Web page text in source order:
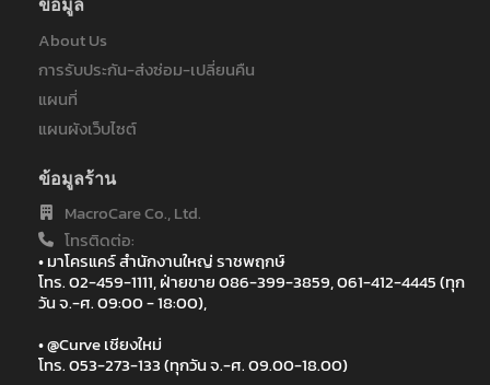
ข้อมูล
About Us
การรับประกัน-ส่งซ่อม-เปลี่ยนคืน
แผนที่
แผนผังเว็บไซต์
ข้อมูลร้าน
MacroCare Co., Ltd.
โทรติดต่อ:
• มาโครแคร์ สำนักงานใหญ่ ราชพฤกษ์
โทร. 02-459-1111, ฝ่ายขาย 086-399-3859, 061-412-4445 (ทุก
วัน จ.-ศ. 09:00 - 18:00),
• @Curve เชียงใหม่
โทร. 053-273-133 (ทุกวัน จ.-ศ. 09.00-18.00)